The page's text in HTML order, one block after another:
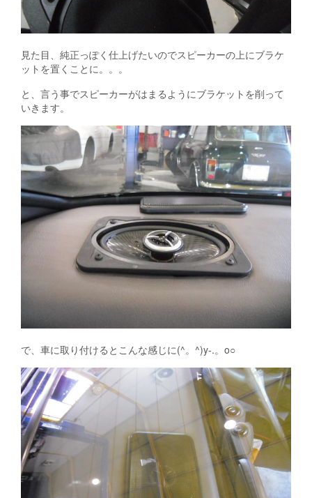
見た目、純正っぽく仕上げたいのでスピーカーの上にブラケ
ットを置くことに。。。
と、言う事でスピーカーがはまるようにブラケットを削って
いきます。
で、車に取り付けるとこんな感じに(^。^)y-.。o○